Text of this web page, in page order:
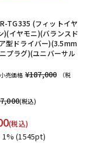
tc electronic
Townsend Labs
Vermona
TG335 (フィットイヤ
)(イヤモニ)(バランスド
型ドライバー)(3.5mm
プラグ)(ユニバーサル
売価格 ¥187,000
（税
(税込)
(税込)
1%(1545pt)